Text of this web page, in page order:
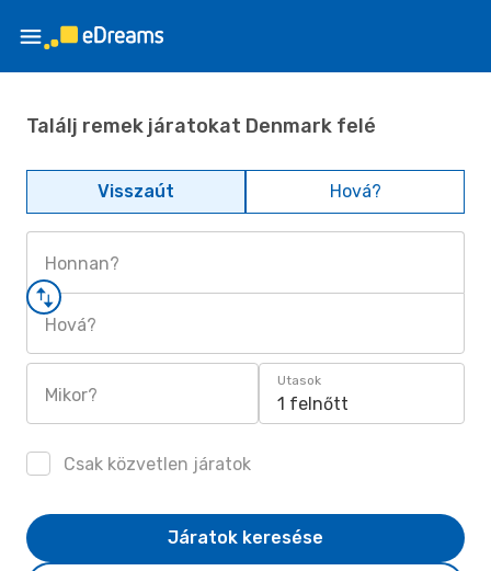
Találj remek járatokat Denmark felé
Visszaút Hová?
Honnan?
Hová?
Mikor?
Utasok
1 felnőtt
Csak közvetlen járatok
Járatok keresése